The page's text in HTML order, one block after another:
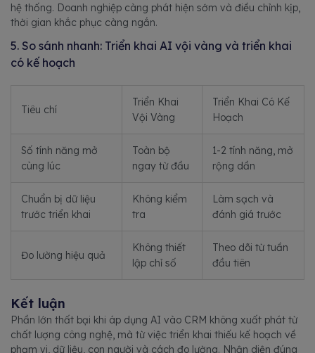
hệ thống. Doanh nghiệp càng phát hiện sớm và điều chỉnh kịp,
thời gian khắc phục càng ngắn.
5. So sánh nhanh: Triển khai AI vội vàng và triển khai
có kế hoạch
Tiêu chí
Triển Khai
Vội Vàng
Triển Khai Có Kế
Hoạch
Số tính năng mở
cùng lúc
Toàn bộ
ngay từ đầu
1-2 tính năng, mở
rộng dần
Chuẩn bị dữ liệu
trước triển khai
Không kiểm
tra
Làm sạch và
đánh giá trước
Đo lường hiệu quả
Không thiết
lập chỉ số
Theo dõi từ tuần
đầu tiên
Kết luận
Phần lớn thất bại khi áp dụng AI vào CRM không xuất phát từ
chất lượng công nghệ, mà từ việc triển khai thiếu kế hoạch về
phạm vi, dữ liệu, con người và cách đo lường. Nhận diện đúng